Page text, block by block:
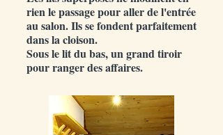
rien le passage pour aller de l'entrée
au salon. Ils se fondent parfaitement
dans la cloison.
Sous le lit du bas, un grand tiroir
pour ranger des affaires.